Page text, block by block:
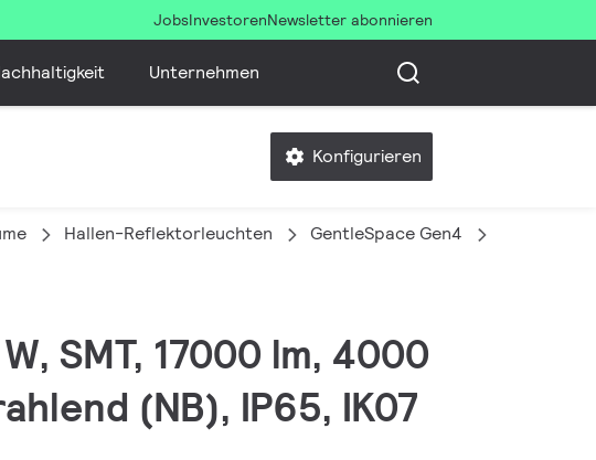
JobsInvestorenNewsletter abonnieren
Unternehmen
Konfigurieren
Hallen-Reflektorleuchten GentleSpace Gen4
SMT, 17000 lm, 4000
(NB), IP65, IK07